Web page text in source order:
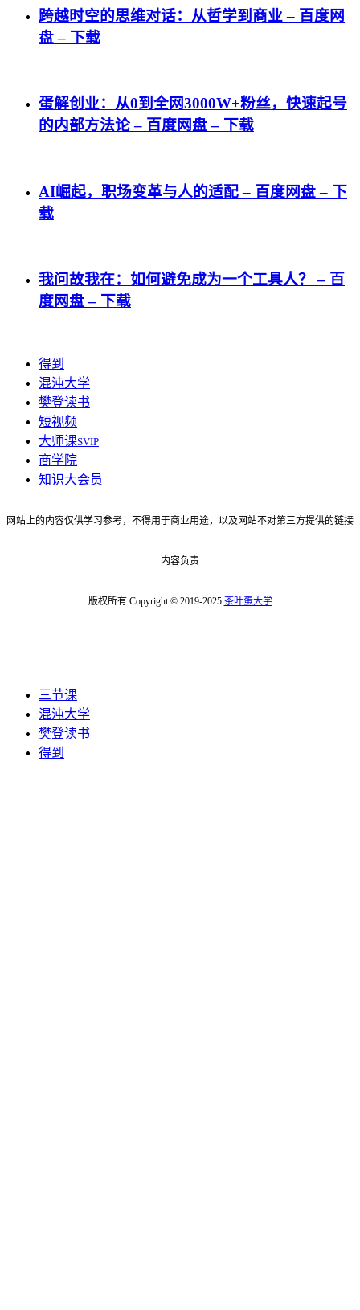
跨越时空的思维对话：从哲学到商业 – 百度网
盘 – 下载
蛋解创业：从0到全网3000W+粉丝，快速起号
的内部方法论 – 百度网盘 – 下载
AI崛起，职场变革与人的适配 – 百度网盘 – 下
载
我问故我在：如何避免成为一个工具人？ – 百
度网盘 – 下载
得到
混沌大学
樊登读书
短视频
大师课SVIP
商学院
知识大会员
网站上的内容仅供学习参考，不得用于商业用途，以及网站不对第三方提供的链接
内容负责
版权所有 Copyright © 2019-2025 茶叶蛋大学
三节课
混沌大学
樊登读书
得到